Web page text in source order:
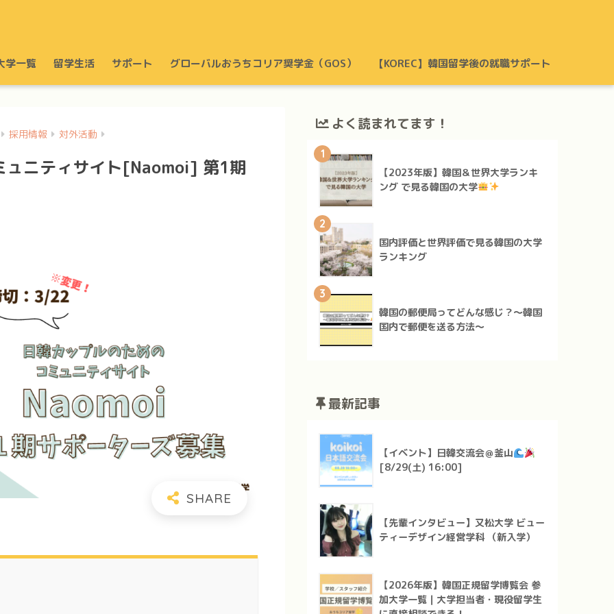
学一覧 留学生活 サポート グローバルおうちコリア奨学金（GOS） 【KOREC】韓国留学後の就職サポート
採用情報 対外活動
ュニティサイト[Naomoi] 第1期
よく読まれてます！
1
【2023年版】韓国＆世界大学ランキ
ング で見る韓国の大学
2
国内評価と世界評価で見る韓国の大学
ランキング
3
韓国の郵便局ってどんな感じ？～韓国
国内で郵便を送る方法～
最新記事
【イベント】日韓交流会＠釜山
[8/29(土) 16:00]
【先輩インタビュー】又松大学 ビュー
ティーデザイン経営学科 （新入学）
【2026年版】韓国正規留学博覧会 参
加大学一覧｜大学担当者・現役留学生